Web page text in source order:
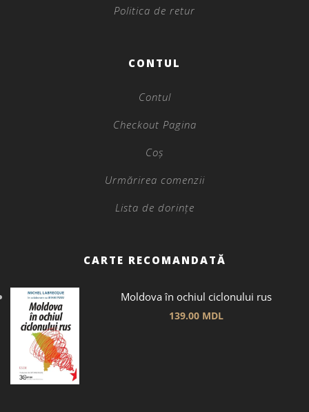
Politica de retur
CONTUL
Contul
Checkout Pagina
Coș
Urmărirea comenzii
Lista de dorințe
CARTE RECOMANDATĂ
Moldova în ochiul ciclonului rus
139.00 MDL